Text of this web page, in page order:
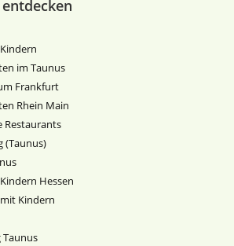
im Taunus
Frankfurt
Rhein Main
Restaurants
(Taunus)
Hessen
Kindern